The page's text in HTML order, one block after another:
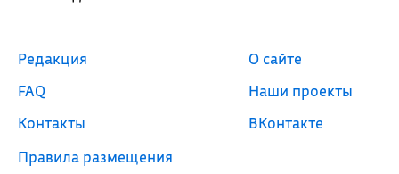
Редакция
FAQ
Контакты
Правила размещения
О сайте
Наши проекты
ВКонтакте